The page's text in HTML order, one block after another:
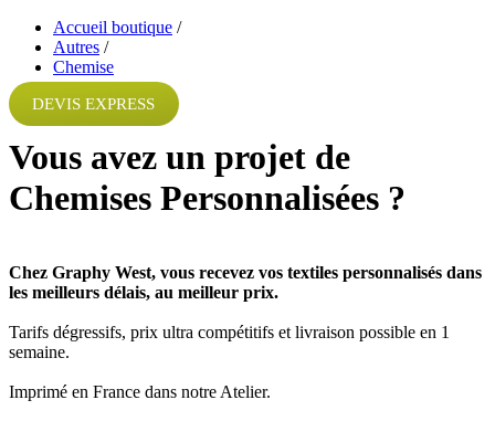
Accueil boutique /
Autres /
Chemise
DEVIS EXPRESS
Vous avez un projet de
Chemises Personnalisées ?
Chez Graphy West, vous recevez vos textiles personnalisés dans
les meilleurs délais, au meilleur prix.
Tarifs dégressifs, prix ultra compétitifs et livraison possible en 1
semaine.
Imprimé en France dans notre Atelier.